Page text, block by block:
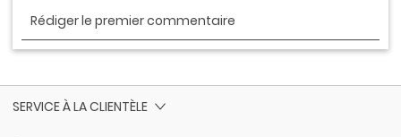
SERVICE À LA CLIENTÈLE